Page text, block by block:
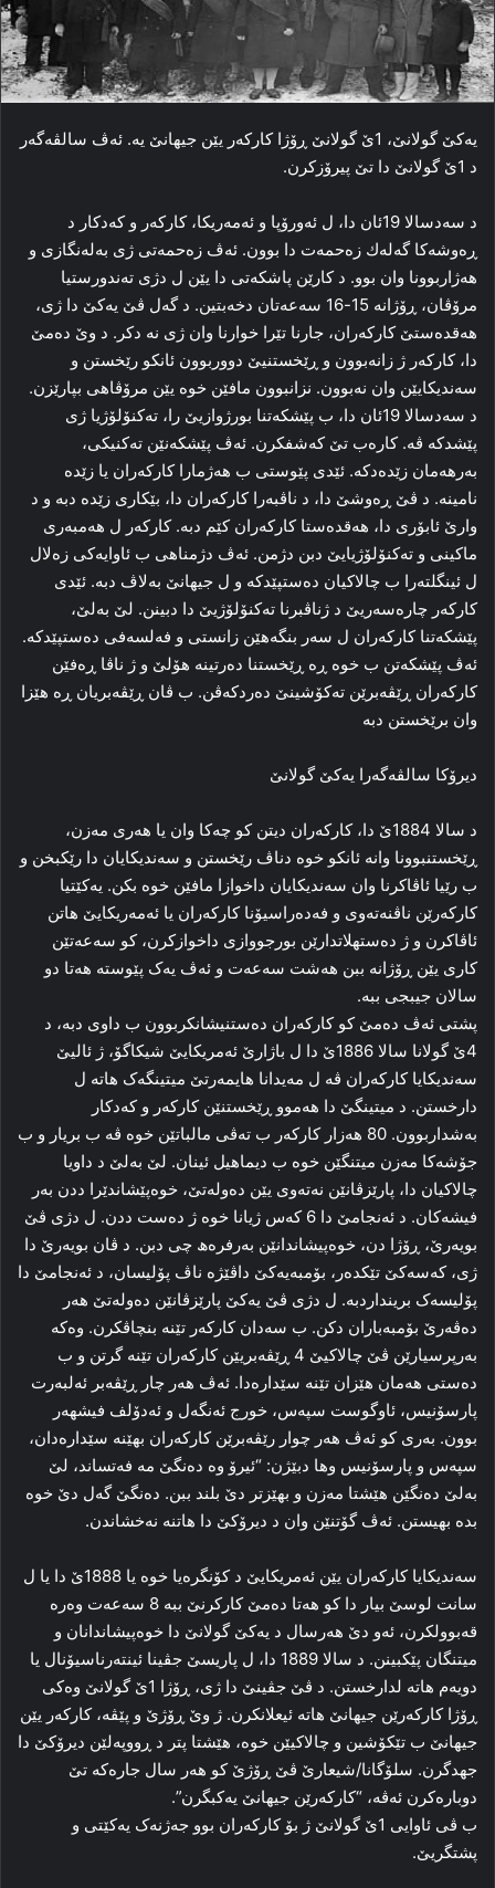
یه‌کێ گولانێ، 1ێ گولانێ ڕۆژا کارکه‌ر یێن جیهانێ یه‌. ئه‌ڤ سالڤه‌گه‌ر
د 1ێ گولانێ دا تێ پیرۆزکرن.
د سه‌دسالا 19ئان دا‌، ل ئه‌ورۆپا و ئه‌مه‌ریکا، کارکه‌ر و که‌دکار د
ڕه‌وشه‌کا گەلەك زه‌حمه‌ت دا‌ بوون. ئه‌ڤ زه‌حمه‌تی ژی به‌له‌نگازی و
هه‌ژاربوونا وان بوو. د کارێن پاشکه‌تی دا یێن ل دژی ته‌ندورستیا
مرۆڤان، ڕۆژانه‌ 15-16 سەعه‌تان دخه‌بتین. د گه‌ل ڤێ یه‌کێ دا‌ ژی،
هه‌قده‌ستێ کارکه‌ران، جارنا تێرا خوارنا وان ژی نه‌ دکر. د وێ ده‌مێ
دا‌، کارکه‌ر ژ زانه‌بوون و ڕێخستنیێ دووربوون ئانكو رێخستن و
سەندیكایێن وان نەبوون. نزانبوون مافێن خوه‌ یێن مرۆڤاهی بپارێزن.
د سه‌دسالا 19ئان دا‌، ب پێشکه‌تنا بورژوازیێ را، ته‌کنۆلۆژیا ژی
پێشدکه‌ ڤه‌. كارەب تێ که‌شفکرن. ئه‌ڤ پێشکه‌نێن ته‌کنیکی،
به‌رهه‌مان زێده‌دکه‌. ئێدی پێوستی ب هه‌ژمارا کارکه‌ران یا زێده‌
نامینه‌. د ڤێ ڕه‌وشێ دا‌، د ناڤبه‌را کارکه‌ران دا، بێكاری زێدە دبه‌ و د
وارێ ئابۆری دا، هه‌قده‌ستا کارکه‌ران کێم دبه‌. کارکه‌ر ل هه‌مبه‌ری
ماکینی و ته‌کنۆلۆژیایێ دبن دژمن. ئه‌ڤ دژمناهی ب ئاوایه‌کی زه‌لال
ل ئینگلته‌را‌ ب چالاکیان ده‌ستپێدکه‌ و ل جیهانێ به‌لاڤ دبه‌. ئێدی
کارکه‌ر چاره‌سه‌ریێ د ژناڤبرنا ته‌کنۆلۆژیێ دا‌ دبینن. لێ به‌لێ،
پێشکه‌تنا کارکه‌ران ل سه‌ر بنگه‌هێن زانستی و فه‌لسه‌فی ده‌ستپێدکه‌.
ئه‌ڤ پێشکه‌تن ب خوه‌ ڕه‌ ڕێخستنا ده‌رتینه‌ هۆلێ و ژ ناڤا ڕه‌فێن
کارکه‌ران ڕێڤه‌برێن ته‌کۆشینێ ده‌ردکه‌ڤن. ب ڤان ڕێڤه‌بریان ڕه‌ هێزا
وان برێخستن دبه‌
دیرۆکا سالڤه‌گه‌را یه‌کێ گولانێ
د سالا 1884ێ دا، کارکه‌ران دیتن کو چه‌کا وان یا هه‌ری مه‌زن،
ڕێخستنبوونا وانه‌ ئانكو خوە دناڤ رێخستن و سەندیكایان دا رێكبخن و
ب رێیا ئاڤاكرنا وان سەندیكایان داخوازا مافێن خوە بكن. یه‌کێتیا
کارکه‌رێن ناڤنه‌ته‌وی و فه‌ده‌راسیۆنا کارکه‌ران یا ئه‌مه‌ریکایێ ھاتن
ئاڤاكرن و ژ ده‌ستهلاتدارێن بورجووازی داخوازکرن، کو سەعەتێن
کاری یێن ڕۆژانه‌ ببن هه‌شت سەعەت و ئه‌ڤ یه‌ک پێوسته‌ هه‌تا دو
سالان جیبجی ببە.
پشتی ئه‌ڤ ده‌مێ کو کارکه‌ران ده‌ستنیشانکربوون ب داوی دبه‌، د
4ێ گولانا سالا 1886ێ دا‌ ل باژارێ ئەمریكایێ شیكاگۆ، ژ ئالیێ
سه‌ندیکایا کارکه‌ران ڤه‌ ل مه‌یدانا هایمه‌رتێ میتینگه‌ک هاته‌ ل
دارخستن. د میتینگێ دا هه‌موو ڕێخستنێن کارکه‌ر و که‌دکار
به‌شداربوون. 80 هه‌زار کارکه‌ر ب ته‌ڤی مالباتێن خوه‌ ڤە ب بریار و ب
جۆشه‌کا‌ مه‌زن میتنگێن خوه‌ ب دیماھیل ئینان. لێ به‌لێ د داویا
چالاکیان دا‌، پارێزڤانێن نه‌ته‌وی یێن ده‌وله‌تێ، خوه‌پێشاندێرا ددن به‌ر
فیشه‌کان. د ئه‌نجامێ دا 6 که‌س ژیانا خوه‌ ژ ده‌ست ددن. ل دژی ڤێ
بویه‌رێ، ڕۆژا دن، خوەپیشاندانێن بەرفرەھ چی دبن. د ڤان بویه‌رێ دا‌
ژی، که‌سه‌کێ تێكدەر، بۆمبه‌یه‌کێ داڤێژه‌ ناڤ پۆلیسان، د ئه‌نجامێ دا‌
پۆلیسه‌ک برینداردبه‌. ل دژی ڤێ یەكێ پارێزڤانێن ده‌وله‌تێ هه‌ر
ده‌ڤه‌رێ بۆمبه‌باران دکن. ب سه‌دان کارکه‌ر تێنه‌ بنچاڤکرن. وه‌که‌
به‌رپرسیارێن ڤێ چالاکیێ 4 ڕێڤه‌بریێن کارکه‌ران تێنه‌ گرتن و ب
ده‌ستی هه‌مان هێزان تێنه‌ سێدارەدا. ئه‌ڤ هه‌ر چار ڕێڤه‌بر ئەلبه‌رت
پارسۆنیس، ئاوگوست سپه‌س، خورج‌ ئه‌نگه‌ل و ئەدۆلف فیشهه‌ر
بوون. به‌ری کو ئەڤ ھەر چوار رێڤەبرێن كاركەران بھێنە سێدارەدان،
سپەس و پارسۆنیس وها دبێژن: “ئیرۆ وه‌ ده‌نگێ مه‌ فه‌تساند، لێ
به‌لێ ده‌نگێن هێشتا مه‌زن و بهێزتر دێ بلند ببن. ده‌نگێ گه‌ل دێ خوه‌
بده‌ بهیستن. ئه‌ڤ گۆتنێن وان د دیرۆکێ دا‌ هاتنە نەخشاندن.
سه‌ندیکایا کارکه‌ران یێن ئەمریكایێ د کۆنگره‌یا خوه‌ یا 1888ێ دا یا ل
سانت لوسێ بیار دا كو هه‌تا دەمێ كاركرنێ ببە 8 سەعەت وه‌ره‌
قه‌بوولکرن، ئه‌و دێ ھەرسال د یه‌کێ گولانێ دا خوەپیشاندانان و
میتنگان پێکبینن. د سالا 1889 دا‌، ل پاریسێ جڤینا ئینته‌رناسیۆنال یا
دویه‌م هاته‌ لدارخستن. د ڤێ جڤینێ دا‌ ژی، ڕۆژا 1ێ گولانێ وه‌کی
ڕۆژا کارکه‌رێن جیهانێ هاته‌ ئیعلانکرن. ژ وێ ڕۆژێ و پێڤه‌، کارکه‌ر یێن
جیهانێ ب تێکۆشین و چالاکیێن خوه‌، هێشتا پتر د ڕووپه‌لێن دیرۆکێ دا‌
جهدگرن. سلۆگانا/شیعارێ ڤێ ڕۆژێ کو هه‌ر سال جاره‌که‌ تێ
دوباره‌کرن ئه‌ڤه‌، “کارکه‌رێن جیهانێ یەكبگرن”.
ب ڤی ئاوایی 1ێ گولانێ ژ بۆ کارکه‌ران بوو جه‌ژنه‌ک یه‌کێتی و
پشتگریێ.